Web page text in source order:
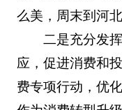
么美，周末到河北
二是充分发
应，促进消费和
费专项行动，优